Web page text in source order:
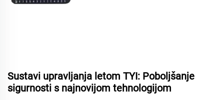
Sustavi upravljanja letom TYI: Poboljšanje
sigurnosti s najnovijom tehnologijom